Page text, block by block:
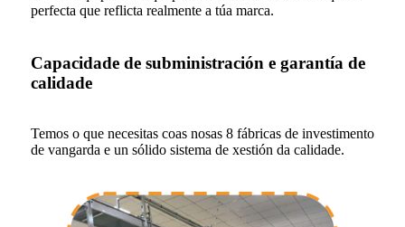
perfecta que reflicta realmente a túa marca.
Capacidade de subministración e garantía de
calidade
Temos o que necesitas coas nosas 8 fábricas de investimento
de vangarda e un sólido sistema de xestión da calidade.